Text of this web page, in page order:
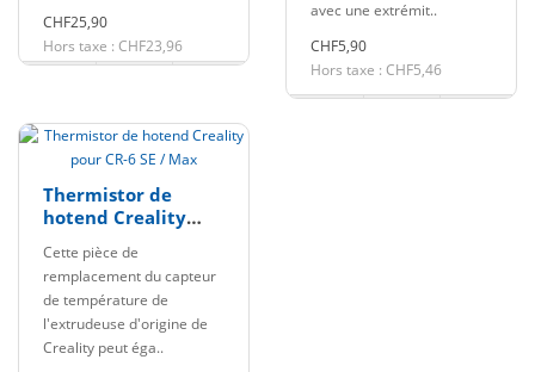
CHF25,90
Hors taxe : CHF23,96
avec une extrémit..
CHF5,90
Hors taxe : CHF5,46
Thermistor de
hotend Creality
Cette pièce de
remplacement du capteur
de température de
l'extrudeuse d'origine de
Creality peut éga..